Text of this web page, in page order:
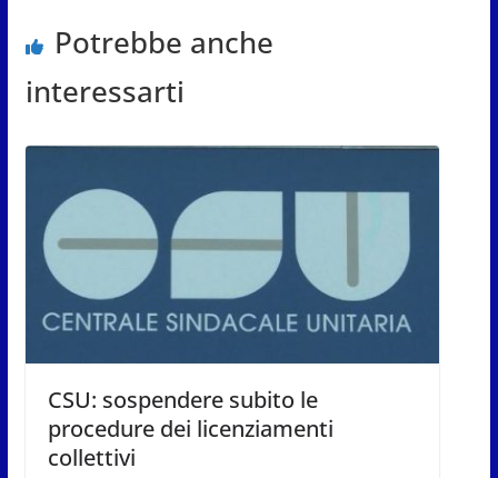
Potrebbe anche
interessarti
CSU: sospendere subito le
procedure dei licenziamenti
collettivi